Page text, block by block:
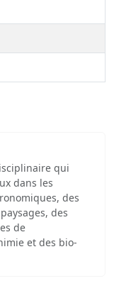
qui
dans les
des
des
de
et des bio-